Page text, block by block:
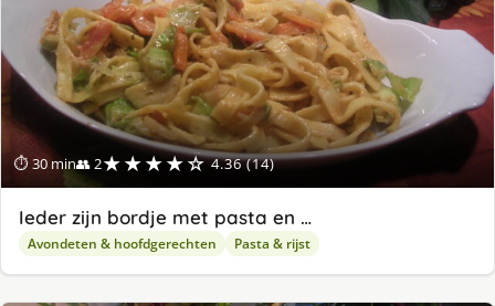
⏱ 30 min👥 2★★★★☆ 4.36 (14)
Ieder zijn bordje met pasta en …
Avondeten & hoofdgerechten Pasta & rijst